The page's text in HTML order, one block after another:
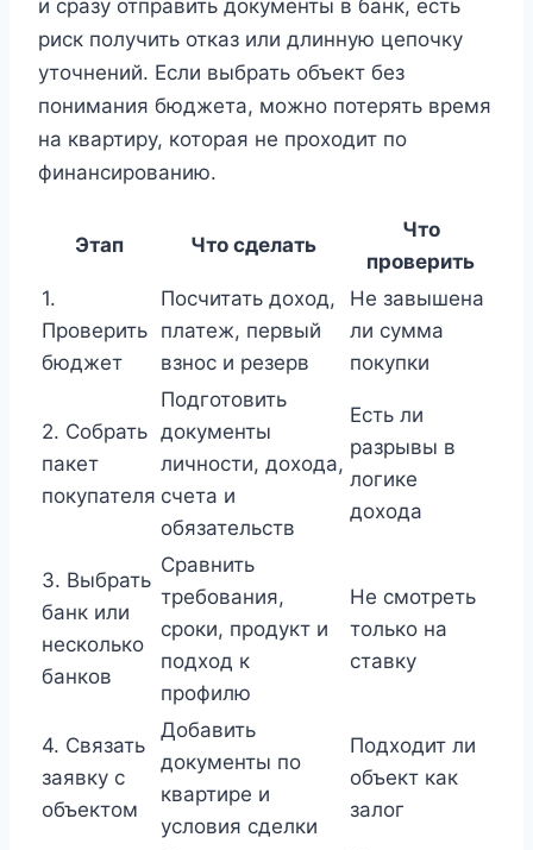
и сразу отправить документы в банк, есть
риск получить отказ или длинную цепочку
уточнений. Если выбрать объект без
понимания бюджета, можно потерять время
на квартиру, которая не проходит по
финансированию.
Этап Что сделать
Что
проверить
1.
Проверить
бюджет
Посчитать доход,
платеж, первый
взнос и резерв
Не завышена
ли сумма
покупки
2. Собрать
пакет
покупателя
Подготовить
документы
личности, дохода,
счета и
обязательств
Есть ли
разрывы в
логике
дохода
3. Выбрать
банк или
несколько
банков
Сравнить
требования,
сроки, продукт и
подход к
профилю
Не смотреть
только на
ставку
4. Связать
заявку с
объектом
Добавить
документы по
квартире и
условия сделки
Подходит ли
объект как
залог